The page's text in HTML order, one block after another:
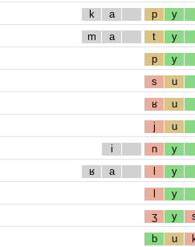
k a p y
m a t y
p y
s u
ʁ u
j u
i n y
ʁ a l y
l y
ʒ y
b u